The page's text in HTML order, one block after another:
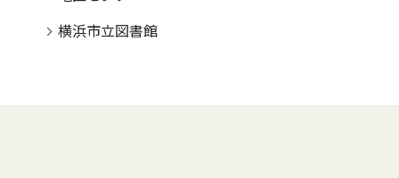
横浜市立図書館